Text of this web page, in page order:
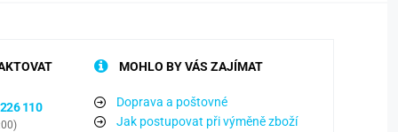
110
MOHLO BY VÁS ZAJÍMAT
Doprava a poštovné
Jak postupovat při výměně zboží